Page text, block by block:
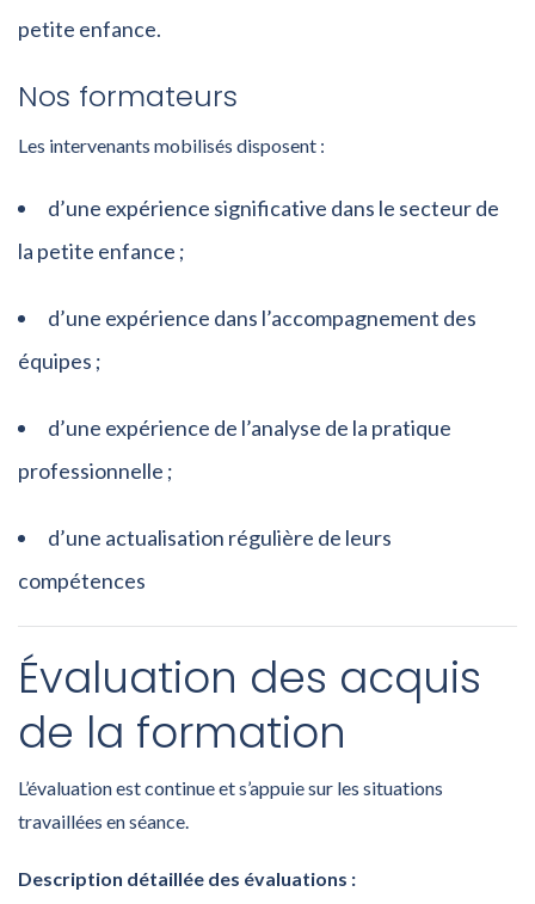
petite enfance.
Nos formateurs
Les intervenants mobilisés disposent :
d’une expérience significative dans le secteur de
la petite enfance ;
d’une expérience dans l’accompagnement des
équipes ;
d’une expérience de l’analyse de la pratique
professionnelle ;
d’une actualisation régulière de leurs
compétences
Évaluation des acquis
de la formation
L’évaluation est continue et s’appuie sur les situations
travaillées en séance.
Description détaillée des évaluations :